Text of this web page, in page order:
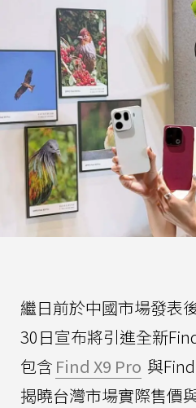
繼日前於中國市場發表
30日宣布將引進全新
包含 Find X9 Pro 與
揭曉台灣市場實際售價